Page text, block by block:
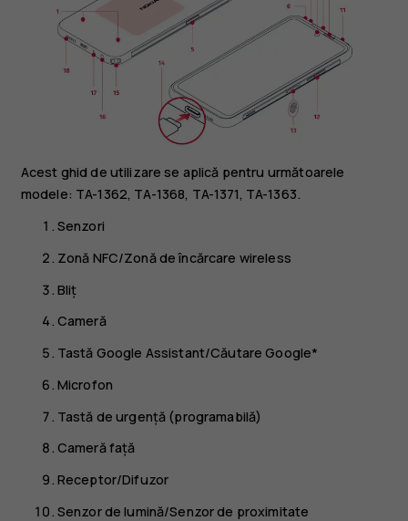
Acest ghid de utilizare se aplică pentru următoarele
modele: TA-1362, TA-1368, TA-1371, TA-1363.
Senzori
Zonă NFC/Zonă de încărcare wireless
Bliț
Cameră
Tastă Google Assistant/Căutare Google*
Microfon
Tastă de urgență (programabilă)
Cameră față
Receptor/Difuzor
Senzor de lumină/Senzor de proximitate